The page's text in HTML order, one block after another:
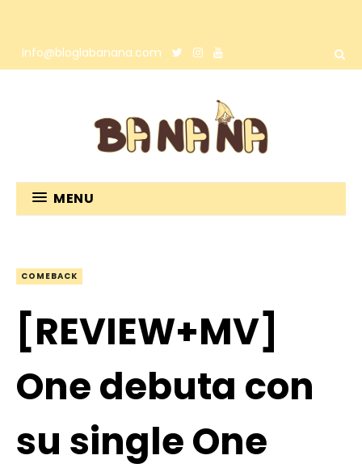
info@bloglabanana.com
MENU
COMEBACK
[REVIEW+MV]
One debuta con
su single One